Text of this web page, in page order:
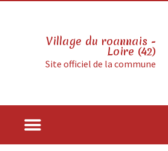
Village du roannais -
Loire (42)
Site officiel de la commune